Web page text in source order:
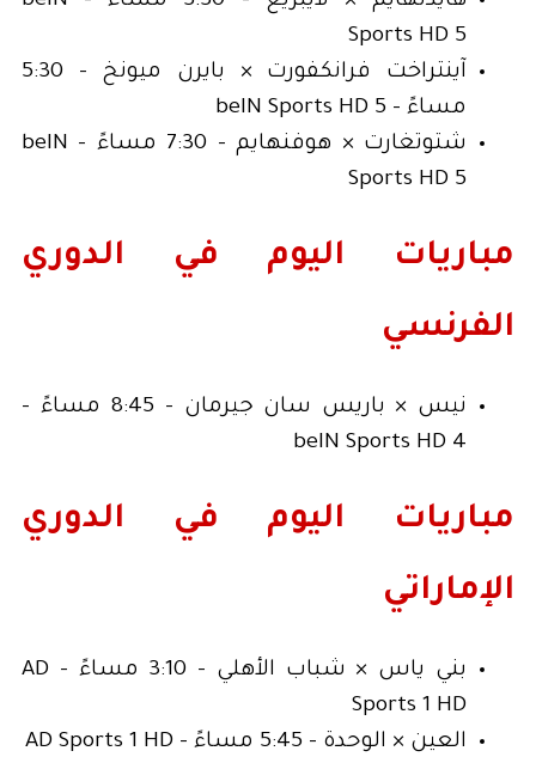
Sports HD 5
آينتراخت فرانكفورت × بايرن ميونخ - 5:30
مساءً - beIN Sports HD 5
شتوتغارت × هوفنهايم - 7:30 مساءً - beIN
Sports HD 5
مباريات اليوم في الدوري
الفرنسي
نيس × باريس سان جيرمان - 8:45 مساءً -
beIN Sports HD 4
مباريات اليوم في الدوري
الإماراتي
بني ياس × شباب الأهلي - 3:10 مساءً - AD
Sports 1 HD
العين × الوحدة - 5:45 مساءً - AD Sports 1 HD